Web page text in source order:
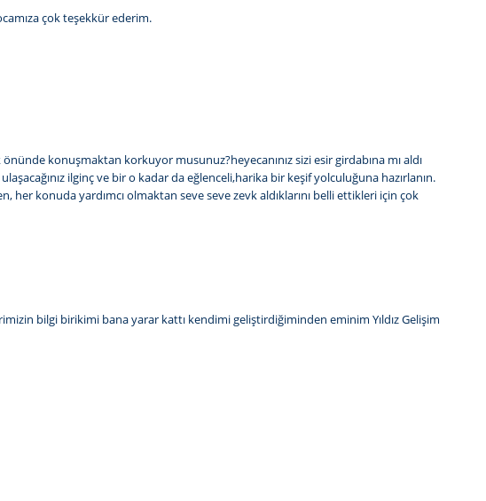
çok teşekkür ederim.
konuşmaktan korkuyor musunuz?heyecanınız sizi esir girdabına mı aldı
ilginç ve bir o kadar da eğlenceli,harika bir keşif yolculuğuna hazırlanın.
konuda yardımcı olmaktan seve seve zevk aldıklarını belli ettikleri için çok
bilgi birikimi bana yarar kattı kendimi geliştirdiğiminden eminim Yıldız Gelişim